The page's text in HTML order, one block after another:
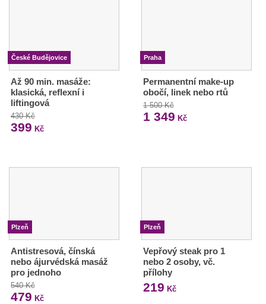
České Budějovice
Až 90 min. masáže:
klasická, reflexní i
liftingová
430 Kč
399 Kč
Praha
Permanentní make-up
obočí, linek nebo rtů
1 500 Kč
1 349 Kč
Plzeň
Antistresová, čínská
nebo ájurvédská masáž
pro jednoho
540 Kč
479 Kč
Plzeň
Vepřový steak pro 1
nebo 2 osoby, vč.
přílohy
219 Kč